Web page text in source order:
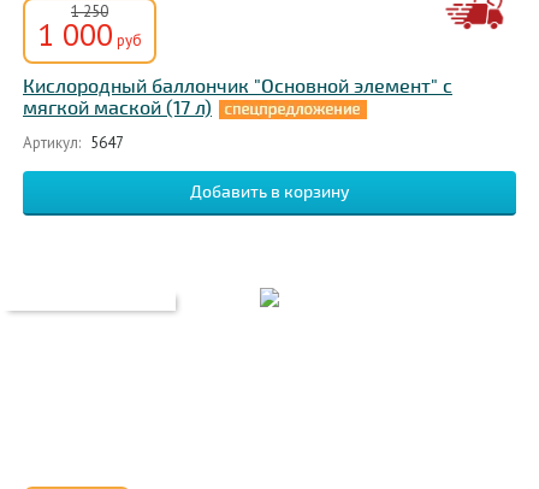
1 250
1 000 руб
Кислородный баллончик "Основной элемент" с
мягкой маской (17 л)
Артикул: 5647